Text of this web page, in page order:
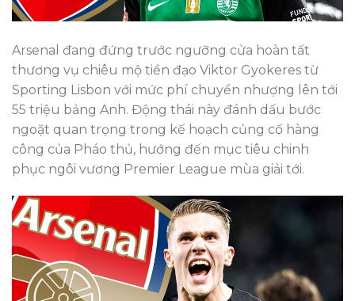
Arsenal đang đứng trước ngưỡng cửa hoàn tất
thương vụ chiêu mộ tiền đạo Viktor Gyokeres từ
Sporting Lisbon với mức phí chuyển nhượng lên tới
55 triệu bảng Anh. Động thái này đánh dấu bước
ngoặt quan trọng trong kế hoạch củng cố hàng
công của Pháo thủ, hướng đến mục tiêu chinh
phục ngôi vương Premier League mùa giải tới.